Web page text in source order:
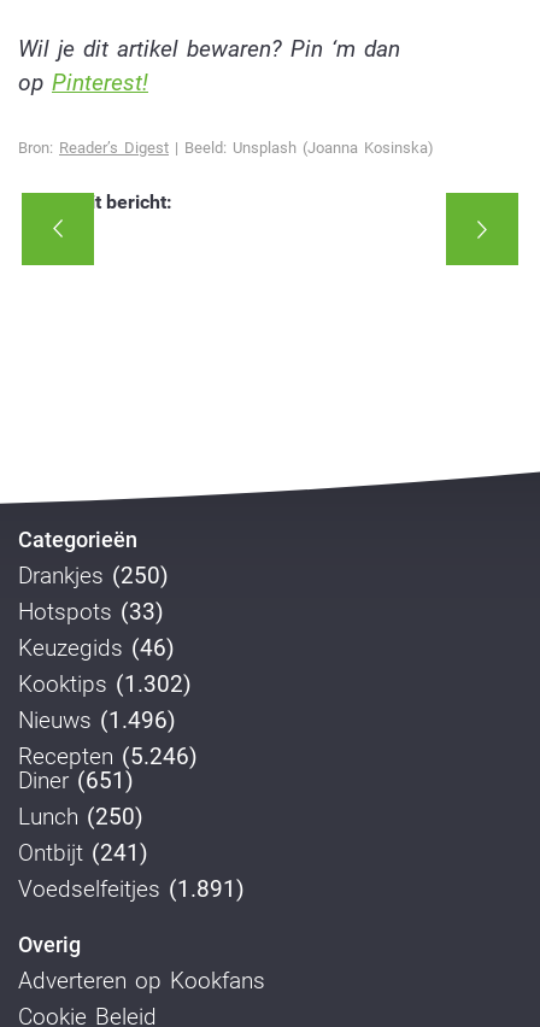
Wil je dit artikel bewaren? Pin ‘m dan
op Pinterest!
Bron: Reader’s Digest | Beeld: Unsplash (Joanna Kosinska)
Deel dit bericht:
Categorieën
Drankjes (250)
Hotspots (33)
Keuzegids (46)
Kooktips (1.302)
Nieuws (1.496)
Recepten (5.246)
Diner (651)
Lunch (250)
Ontbijt (241)
Voedselfeitjes (1.891)
Overig
Adverteren op Kookfans
Cookie Beleid